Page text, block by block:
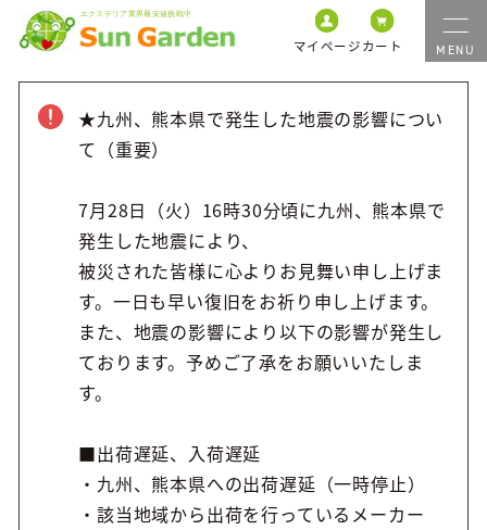
マイページカート
★九州、熊本県で発生した地震の影響につい
て（重要）
7月28日（火）16時30分頃に九州、熊本県で
発生した地震により、
被災された皆様に心よりお見舞い申し上げま
す。一日も早い復旧をお祈り申し上げます。
また、地震の影響により以下の影響が発生し
ております。予めご了承をお願いいたしま
す。
■出荷遅延、入荷遅延
・九州、熊本県への出荷遅延（一時停止）
・該当地域から出荷を行っているメーカー